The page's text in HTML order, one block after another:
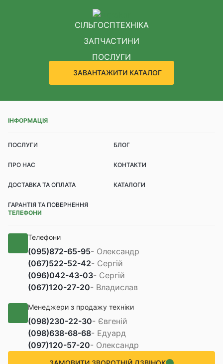
СІЛЬГОСПТЕХНІКА
ЗАПЧАСТИНИ
ПОСЛУГИ
ЗАВАНТАЖИТИ КАТАЛОГ
ІНФОРМАЦІЯ
ПОСЛУГИ БЛОГ
ПРО НАС КОНТАКТИ
ДОСТАВКА ТА ОПЛАТА КАТАЛОГИ
ГАРАНТІЯ ТА ПОВЕРНЕННЯ
ТЕЛЕФОНИ
Телефони
(095)872-65-95- Олександр
(067)522-52-42- Сергій
(096)042-43-03- Сергій
(067)120-27-20- Владислав
Менеджери з продажу техніки
(098)230-22-30- Євгеній
(098)638-68-68- Едуард
(097)120-57-20- Олександр